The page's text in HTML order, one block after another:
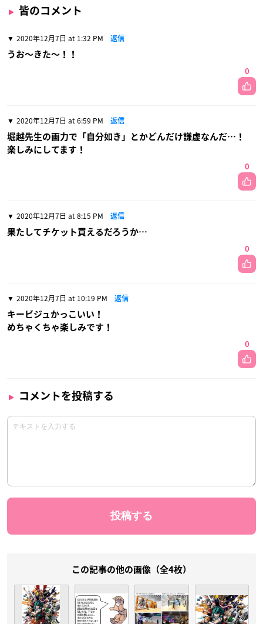
皆のコメント
2020年12月7日 at 1:32 PM 返信
うお〜きた〜！！
0
2020年12月7日 at 6:59 PM 返信
堀越先生の画力で「自分如き」とかどんだけ謙虚なんだ…！
楽しみにしてます！
0
2020年12月7日 at 8:15 PM 返信
果たしてチケット買えるだろうか…
0
2020年12月7日 at 10:19 PM 返信
キービジュかっこいい！
めちゃくちゃ楽しみです！
0
コメントを投稿する
この記事の他の画像（全4枚）